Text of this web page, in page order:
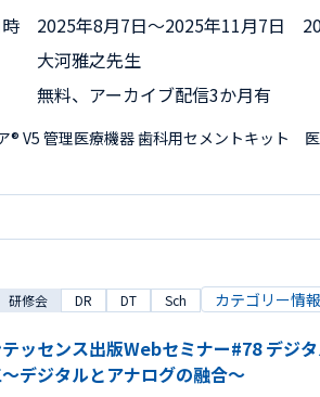
2025年8月7日〜2025年11月7日
大河雅之先生
無料、アーカイブ配信3か月有
® V5 管理医療機器 歯科用セメントキット
研修会 DR DT Sch カテゴリー情報
ッセンス出版Webセミナー#78 デジ
デジタルとアナログの融合～